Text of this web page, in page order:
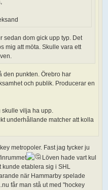
sedan dom gick upp typ. Det
mig att möta. Skulle vara ett
den punkten. Örebro har
och publik. Producerar en
skulle vilja ha upp.
underhållande matcher att kolla
metropoler. Fast jag tycker ju
Löven hade vart kul
etablera sig i SHL
när Hammarby spelade
får man stå ut med "hockey